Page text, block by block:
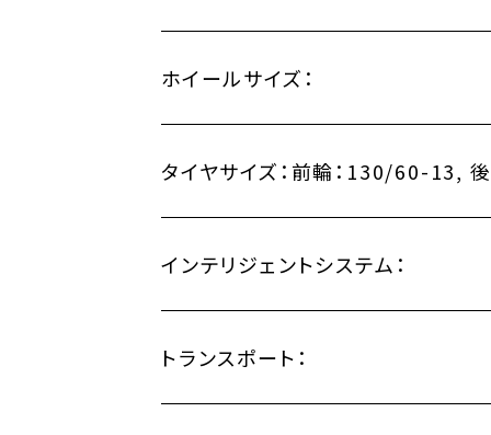
ホイールサイズ：
タイヤサイズ： 前輪：130/60-13,
インテリジェントシステム：
トランスポート：